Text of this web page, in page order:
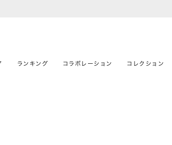
ランキング コラボレーション コレクション